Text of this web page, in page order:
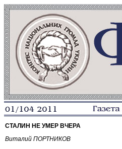
СТАЛИН НЕ УМЕР ВЧЕРА
Виталий ПОРТНИКОВ